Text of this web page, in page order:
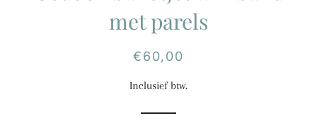
met parels
Normale
Aanbiedingsprijs
€60,00
Inclusief btw.